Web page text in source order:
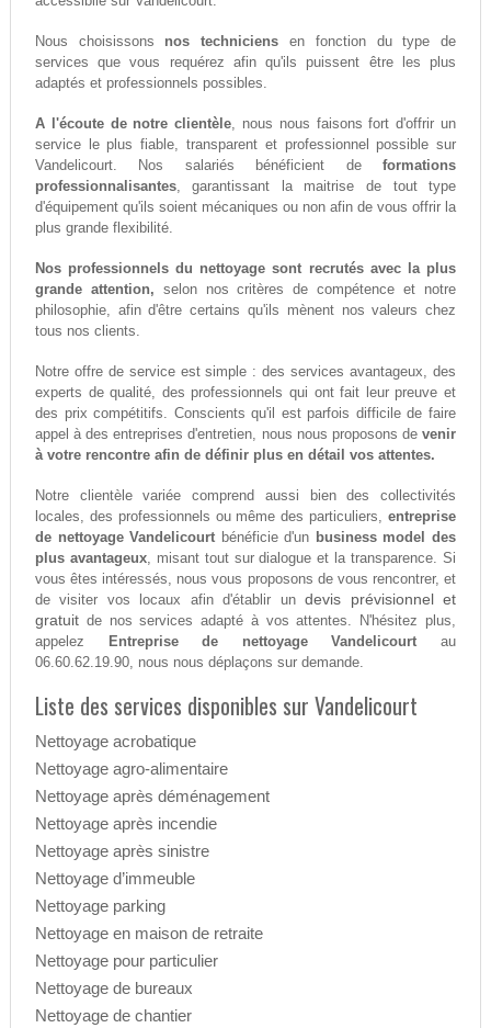
Nous choisissons nos techniciens en fonction du type de
services que vous requérez afin qu'ils puissent être les plus
adaptés et professionnels possibles.
A l'écoute de notre clientèle, nous nous faisons fort d'offrir un
service le plus fiable, transparent et professionnel possible sur
Vandelicourt. Nos salariés bénéficient deformations
professionnalisantes, garantissant la maitrise de tout type
d'équipement qu'ils soient mécaniques ou non afin de vous offrir la
plus grande flexibilité.
Nos professionnels du nettoyage sont recrutés avec la plus
grande attention, selon nos critères de compétence et notre
philosophie, afin d'être certains qu'ils mènent nos valeurs chez
tous nos clients.
Notre offre de service est simple : des services avantageux, des
experts de qualité, des professionnels qui ont fait leur preuve et
des prix compétitifs. Conscients qu'il est parfois difficile de faire
appel à des entreprises d'entretien, nous nous proposons devenir
à votre rencontre afin de définir plus en détail vos attentes.
Notre clientèle variée comprend aussi bien des collectivités
locales, des professionnels ou même des particuliers,entreprise
de nettoyage Vandelicourt bénéficie d'un business model des
plus avantageux, misant tout sur dialogue et la transparence. Si
vous êtes intéressés, nous vous proposons de vous rencontrer, et
de visiter vos locaux afin d'établir undevis prévisionnel et
gratuitde nos services adapté à vos attentes. N'hésitez plus,
appelez
Entreprise de nettoyage Vandelicourt au
06.60.62.19.90, nous nous déplaçons sur demande.
Liste des services disponibles sur Vandelicourt
Nettoyage acrobatique
Nettoyage agro-alimentaire
Nettoyage après déménagement
Nettoyage après incendie
Nettoyage après sinistre
Nettoyage d’immeuble
Nettoyage parking
Nettoyage en maison de retraite
Nettoyage pour particulier
Nettoyage de bureaux
Nettoyage de chantier